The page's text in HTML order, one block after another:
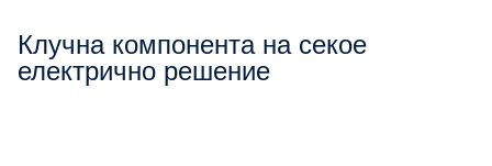
Клучна компонента на секое
електрично решение